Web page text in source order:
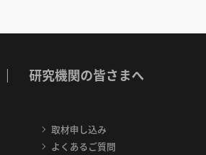
研究機関の皆さまへ
取材申し込み
よくあるご質問